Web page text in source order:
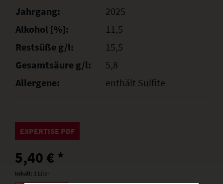
Jahrgang:
2025
Alkohol [%]:
11,5
Restsüße g/l:
15,5
Gesamtsäure g/l:
5,8
Allergene:
enthält Sulfite
EXPERTISE PDF
5,40 € *
Inhalt: 1 Liter